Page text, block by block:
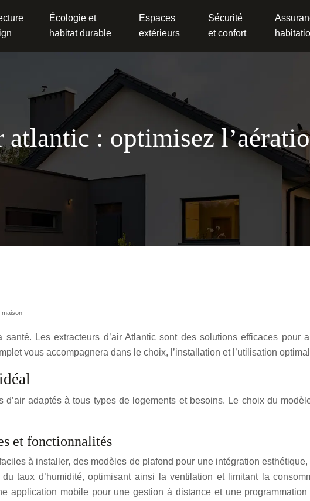
Écologie et
habitat durable
Espaces
extérieurs
Sécurité
et confort
atlantic : optimisez
maison
Les extracteurs d’air Atlantic sont des solutions efficaces pour
vous accompagnera dans le choix, l’installation et l’utilisation
d’air adaptés à tous types de logements et besoins. Le choix du
et fonctionnalités
à installer, des modèles de plafond pour une intégration
taux d’humidité, optimisant ainsi la ventilation et limitant la
application mobile pour une gestion à distance et une